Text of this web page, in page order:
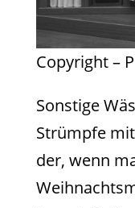
Copyright –
Sonstige
Strümpfe
der, wenn